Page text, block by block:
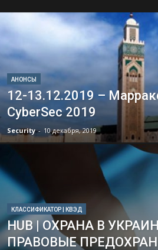
АНОНСЫ
12-13.12.2019 –
CyberSec 2019
Security - 10 декабря, 2019
КЛАССИФИКАТОР | КВЭД
HUB | ОХРАНА В
ПРАВОВЫЕ